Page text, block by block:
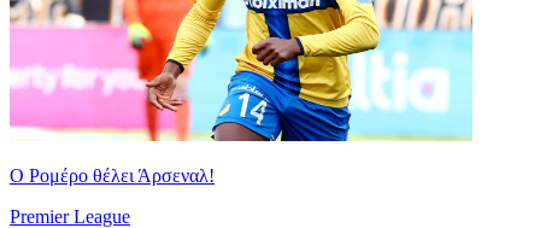
Ο Ρομέρο θέλει Άρσεναλ!
Premier League